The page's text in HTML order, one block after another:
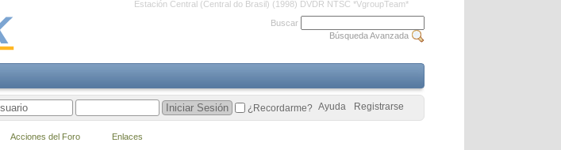
Estación Central (Central do Brasil) (1998) DVDR NTSC *VgroupTeam*
Buscar
Búsqueda Avanzada
Registrarse
Ayuda
¿Recordarme?
Acciones del Foro Enlaces